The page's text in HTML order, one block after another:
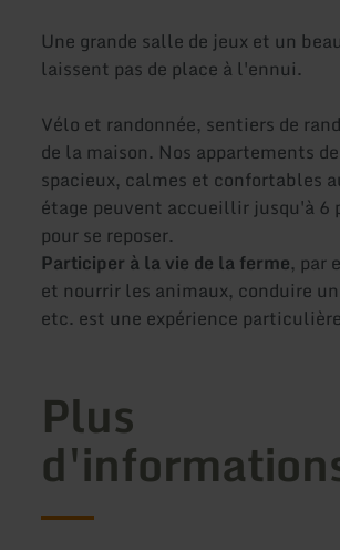
Une grande salle de jeux et un
laissent pas de place à l'ennui.
Vélo et randonnée, sentiers de
de la maison. Nos appartements
spacieux, calmes et confortables
étage peuvent accueillir jusqu'à 6
pour se reposer.
Participer à la vie de la ferme, par
et nourrir les animaux, conduire
etc. est une expérience
Plus